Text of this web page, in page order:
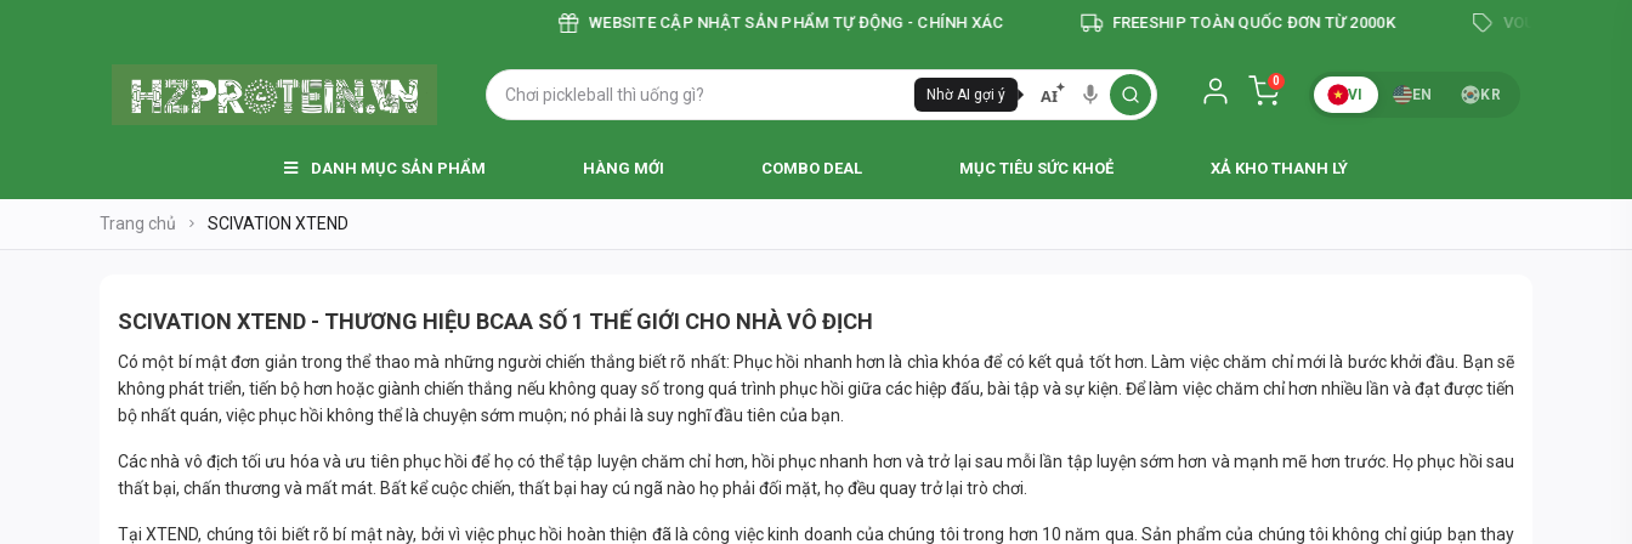
WEBSITE CẬP NHẬT SẢN PHẨM TỰ ĐỘNG - CHÍNH XÁC FREESHIP TOÀN QUỐC ĐƠN TỪ 2000K VOUCHER GIẢM TỚI
Nhờ AI gợi ý AI
0
VI EN KR
DANH MỤC SẢN PHẨM HÀNG MỚI COMBO DEAL MỤC TIÊU SỨC KHOẺ XẢ KHO THANH LÝ
Trang chủ SCIVATION XTEND
SCIVATION XTEND - THƯƠNG HIỆU BCAA SỐ 1 THẾ GIỚI CHO NHÀ VÔ ĐỊCH
Có một bí mật đơn giản trong thể thao mà những người chiến thắng biết rõ nhất: Phục hồi nhanh hơn là chìa khóa để có kết quả tốt hơn. Làm việc chăm chỉ mới là bước khởi đầu. Bạn sẽ
không phát triển, tiến bộ hơn hoặc giành chiến thắng nếu không quay số trong quá trình phục hồi giữa các hiệp đấu, bài tập và sự kiện. Để làm việc chăm chỉ hơn nhiều lần và đạt được tiến
bộ nhất quán, việc phục hồi không thể là chuyện sớm muộn; nó phải là suy nghĩ đầu tiên của bạn.
Các nhà vô địch tối ưu hóa và ưu tiên phục hồi để họ có thể tập luyện chăm chỉ hơn, hồi phục nhanh hơn và trở lại sau mỗi lần tập luyện sớm hơn và mạnh mẽ hơn trước. Họ phục hồi sau
thất bại, chấn thương và mất mát. Bất kể cuộc chiến, thất bại hay cú ngã nào họ phải đối mặt, họ đều quay trở lại trò chơi.
Tại XTEND, chúng tôi biết rõ bí mật này, bởi vì việc phục hồi hoàn thiện đã là công việc kinh doanh của chúng tôi trong hơn 10 năm qua. Sản phẩm của chúng tôi không chỉ giúp bạn thay